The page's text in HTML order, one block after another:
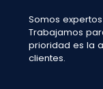
Somos
Trabajamos
prioridad es la
clientes.